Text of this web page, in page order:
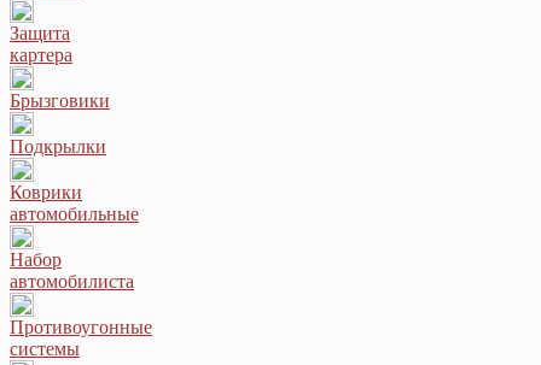
Защита
картера
Брызговики
Подкрылки
Коврики
автомобильные
Набор
автомобилиста
Противоугонные
системы